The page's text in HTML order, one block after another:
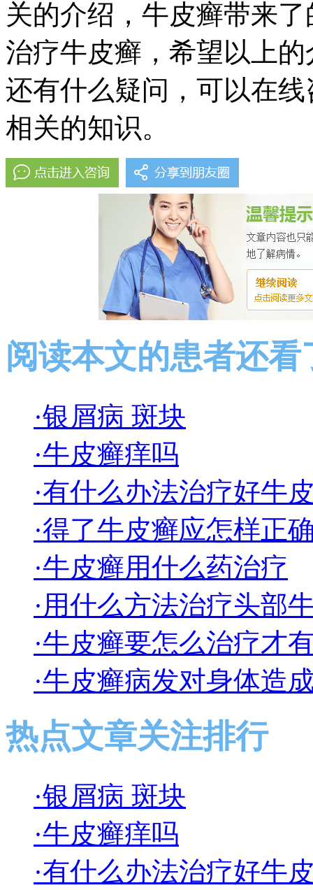
关的介绍，牛皮癣带来
治疗牛皮癣，希望以上
还有什么疑问，可以在
相关的知识。
阅读本文的患者还看
·银屑病 斑块
·牛皮癣痒吗
·有什么办法治疗好牛
·得了牛皮癣应怎样正
·牛皮癣用什么药治疗
·用什么方法治疗头部
·牛皮癣要怎么治疗才
·牛皮癣病发对身体造
热点文章关注排行
·银屑病 斑块
·牛皮癣痒吗
·有什么办法治疗好牛